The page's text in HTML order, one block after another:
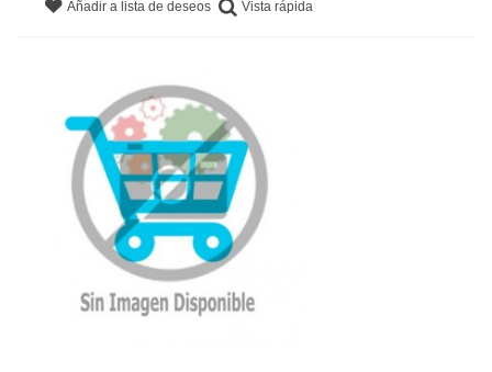
Añadir a lista de deseos Vista rápida